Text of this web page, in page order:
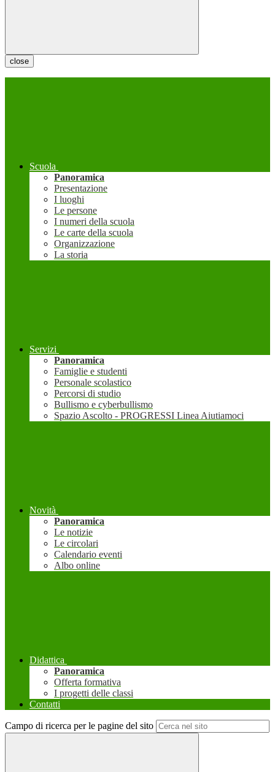
close
Scuola
Panoramica
Presentazione
I luoghi
Le persone
I numeri della scuola
Le carte della scuola
Organizzazione
La storia
Servizi
Panoramica
Famiglie e studenti
Personale scolastico
Percorsi di studio
Bullismo e cyberbullismo
Spazio Ascolto - PROGRESSI Linea Aiutiamoci
Novità
Panoramica
Le notizie
Le circolari
Calendario eventi
Albo online
Didattica
Panoramica
Offerta formativa
I progetti delle classi
Contatti
Campo di ricerca per le pagine del sito